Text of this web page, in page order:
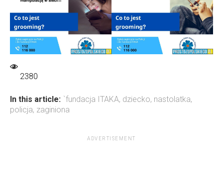
2380
In this article: `fundacja ITAKA, dziecko, nastolatka,
policja, zaginiona
ADVERTISEMENT